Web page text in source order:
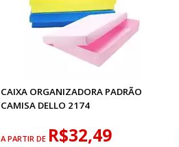
CAIXA ORGANIZADORA PADRÃO
CAMISA DELLO 2174
A PARTIR DE R$32,49